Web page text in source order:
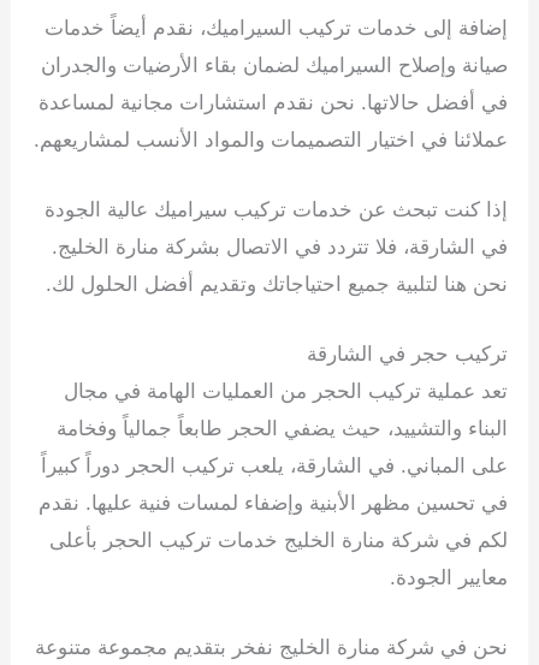
إضافة إلى خدمات تركيب السيراميك، نقدم أيضاً خدمات
صيانة وإصلاح السيراميك لضمان بقاء الأرضيات والجدران
في أفضل حالاتها. نحن نقدم استشارات مجانية لمساعدة
عملائنا في اختيار التصميمات والمواد الأنسب لمشاريعهم.
إذا كنت تبحث عن خدمات تركيب سيراميك عالية الجودة
في الشارقة، فلا تتردد في الاتصال بشركة منارة الخليج.
نحن هنا لتلبية جميع احتياجاتك وتقديم أفضل الحلول لك.
تركيب حجر في الشارقة
تعد عملية تركيب الحجر من العمليات الهامة في مجال
البناء والتشييد، حيث يضفي الحجر طابعاً جمالياً وفخامة
على المباني. في الشارقة، يلعب تركيب الحجر دوراً كبيراً
في تحسين مظهر الأبنية وإضفاء لمسات فنية عليها. نقدم
لكم في شركة منارة الخليج خدمات تركيب الحجر بأعلى
معايير الجودة.
نحن في شركة منارة الخليج نفخر بتقديم مجموعة متنوعة